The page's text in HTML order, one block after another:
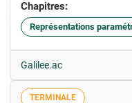
Chapitres:
Représentations
Galilee.ac
TERMINALE